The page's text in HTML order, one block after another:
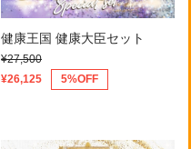
健康王国 健康大臣セット
¥27,500
¥26,125
5%OFF